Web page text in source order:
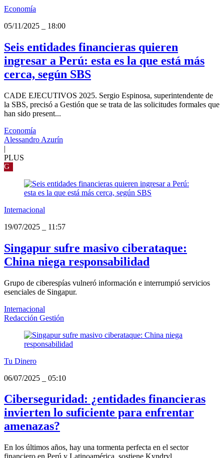
Economía
05/11/2025
18:00
Seis entidades financieras quieren
ingresar a Perú: esta es la que está más
cerca, según SBS
CADE EJECUTIVOS 2025. Sergio Espinosa, superintendente de
la SBS, precisó a Gestión que se trata de las solicitudes formales que
han sido present...
Economía
Alessandro Azurín
|
PLUS
G
Internacional
19/07/2025
11:57
Singapur sufre masivo ciberataque:
China niega responsabilidad
Grupo de ciberespías vulneró información e interrumpió servicios
esenciales de Singapur.
Internacional
Redacción Gestión
Tu Dinero
06/07/2025
05:10
Ciberseguridad: ¿entidades financieras
invierten lo suficiente para enfrentar
amenazas?
En los últimos años, hay una tormenta perfecta en el sector